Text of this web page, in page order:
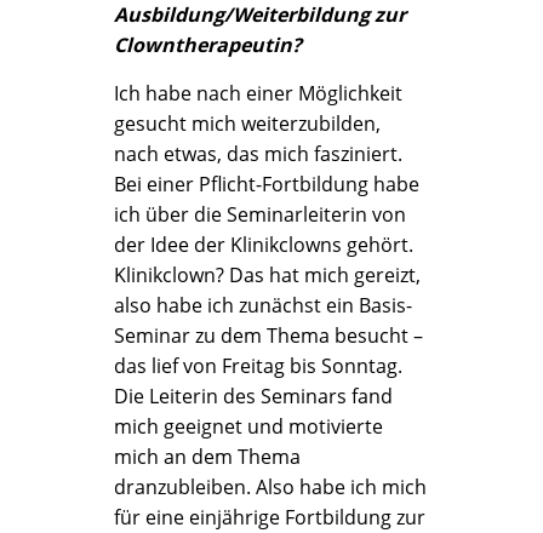
Ausbildung/Weiterbildung zur
Clowntherapeutin?
Ich habe nach einer Möglichkeit
gesucht mich weiterzubilden,
nach etwas, das mich fasziniert.
Bei einer Pflicht-Fortbildung habe
ich über die Seminarleiterin von
der Idee der Klinikclowns gehört.
Klinikclown? Das hat mich gereizt,
also habe ich zunächst ein Basis-
Seminar zu dem Thema besucht –
das lief von Freitag bis Sonntag.
Die Leiterin des Seminars fand
mich geeignet und motivierte
mich an dem Thema
dranzubleiben. Also habe ich mich
für eine einjährige Fortbildung zur